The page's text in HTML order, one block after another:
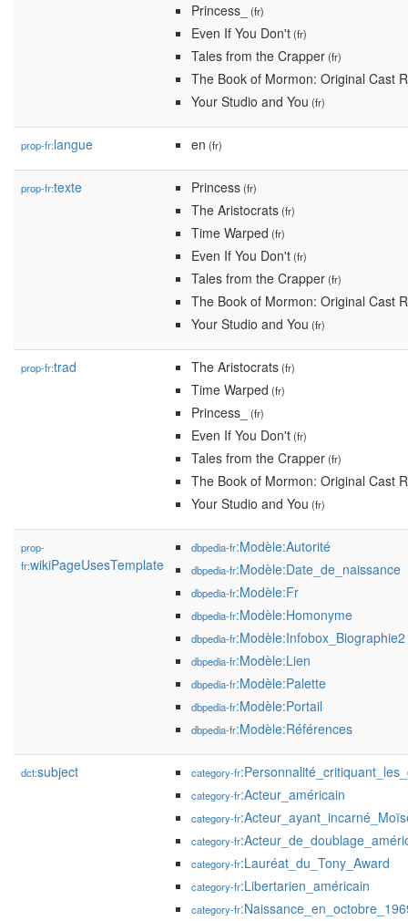
Princess_ (fr)
Even If You Don't(fr)
Tales from the Crapper(fr)
The Book of Mormon: Original Cast
Your Studio and You (fr)
prop-fr:langue en (fr)
prop-fr:texte Princess(fr)
The Aristocrats(fr)
Time Warped (fr)
Even If You Don't(fr)
Tales from the Crapper(fr)
The Book of Mormon: Original Cast
Your Studio and You (fr)
prop-fr:trad The Aristocrats(fr)
Time Warped (fr)
Princess_ (fr)
Even If You Don't(fr)
Tales from the Crapper(fr)
The Book of Mormon: Original Cast
Your Studio and You (fr)
prop-
fr:wikiPageUsesTemplate
dbpedia-fr:Modèle:Autorité
dbpedia-fr:Modèle:Date_de_naissance
dbpedia-fr:Modèle:Fr
dbpedia-fr:Modèle:Homonyme
dbpedia-fr:Modèle:Infobox_Biographie2
dbpedia-fr:Modèle:Lien
dbpedia-fr:Modèle:Palette
dbpedia-fr:Modèle:Portail
dbpedia-fr:Modèle:Références
dct:subject category-fr
category-fr:Acteur_américain
category-fr
category-fr
category-fr:Lauréat_du_Tony_Award
category-fr:Libertarien_américain
category-fr